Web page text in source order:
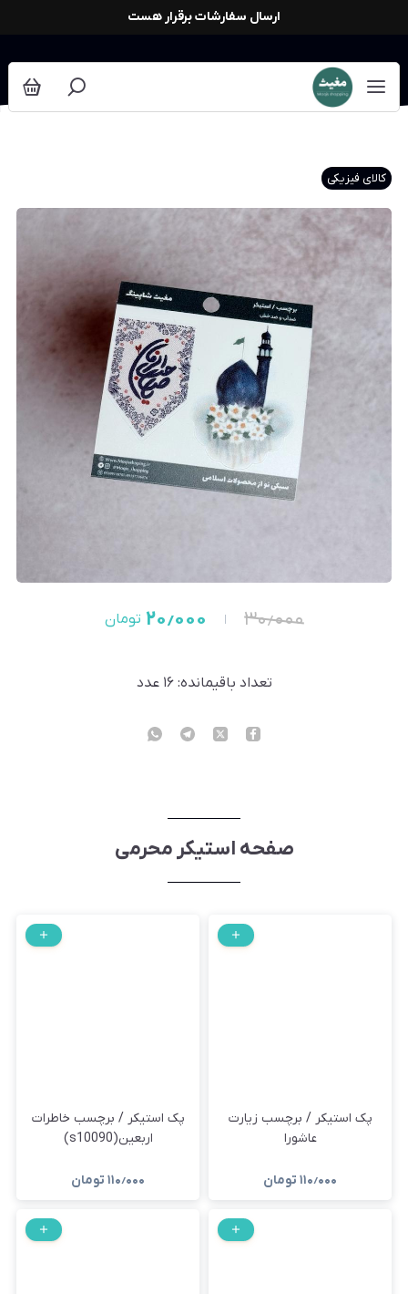
ارسال سفارشات برقرار هست
کالای فیزیکی
۳۰٫۰۰۰ ۲۰٫۰۰۰ تومان
تعداد باقیمانده: ۱۶ عدد
صفحه استیکر محرمی
پک استیکر / برچسب زیارت
عاشورا
۱۱۰٫۰۰۰ تومان
پک استیکر / برچسب خاطرات
اربعین(s10090)
۱۱۰٫۰۰۰ تومان